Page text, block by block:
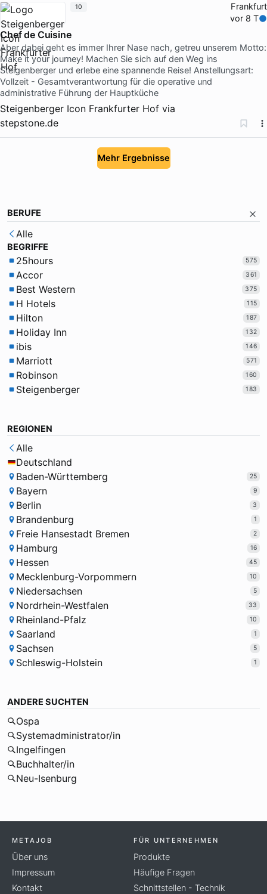
Frankfurt
vor 8 T
Chef de Cuisine
Aber dabei geht es immer Ihrer Nase nach, getreu unserem Motto:
Make it your journey! Machen Sie sich auf den Weg ins
Steigenberger und erlebe eine spannende Reise! Anstellungsart:
Vollzeit - Gesamtverantwortung für die operative und
administrative Führung der Hauptküche
Steigenberger Icon Frankfurter Hof via
stepstone.de
10
Mehr Ergebnisse
BERUFE
Alle
BEGRIFFE
25hours 575
Accor 361
Best Western 375
H Hotels 115
Hilton 187
Holiday Inn 132
ibis 146
Marriott 571
Robinson 160
Steigenberger 183
REGIONEN
Alle
Deutschland
Baden-Württemberg
25
Bayern 9
Berlin 3
Brandenburg 1
Freie Hansestadt Bremen 2
Hamburg 16
Hessen 45
Mecklenburg-Vorpommern 10
Niedersachsen 5
Nordrhein-Westfalen 33
Rheinland-Pfalz 10
Saarland 1
Sachsen 5
Schleswig-Holstein 1
ANDERE SUCHTEN
Ospa
Systemadministrator/in
Ingelfingen
Buchhalter/in
Neu-Isenburg
METAJOB
Über uns
Impressum
Kontakt
FÜR UNTERNEHMEN
Produkte
Häufige Fragen
Schnittstellen - Technik